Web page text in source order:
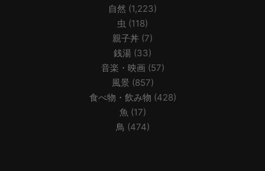
自然 (1,223)
虫 (118)
親子丼 (7)
銭湯 (33)
音楽・映画 (57)
風景(857)
食べ物・飲み物 (428)
魚 (17)
鳥 (474)